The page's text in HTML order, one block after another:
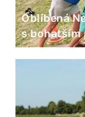
Oblíbená
s bohatším